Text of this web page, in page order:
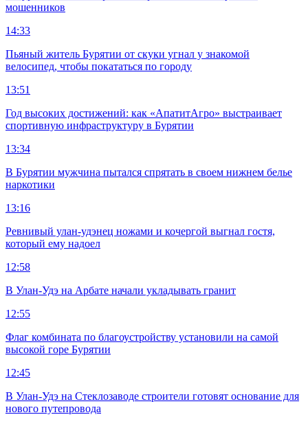
мошенников
14:33
Пьяный житель Бурятии от скуки угнал у знакомой
велосипед, чтобы покататься по городу
13:51
Год высоких достижений: как «АпатитАгро» выстраивает
спортивную инфраструктуру в Бурятии
13:34
В Бурятии мужчина пытался спрятать в своем нижнем белье
наркотики
13:16
Ревнивый улан-удэнец ножами и кочергой выгнал гостя,
который ему надоел
12:58
В Улан-Удэ на Арбате начали укладывать гранит
12:55
Флаг комбината по благоустройству установили на самой
высокой горе Бурятии
12:45
В Улан-Удэ на Стеклозаводе строители готовят основание для
нового путепровода